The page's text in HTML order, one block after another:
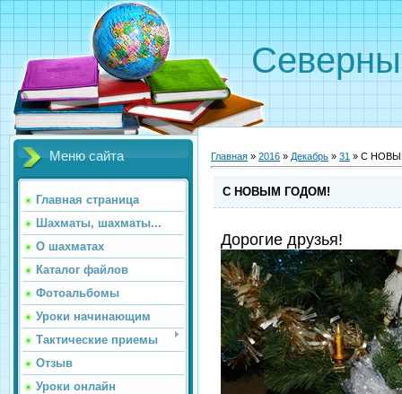
Меню сайта
Главная страница
Шахматы, шахматы...
О шахматах
Каталог файлов
Фотоальбомы
Уроки начинающим
Тактические приемы
Отзыв
Уроки онлайн
Главная » 2016 » Декабрь » 31 » С
С НОВЫМ ГОДОМ!
Дорогие друзья!